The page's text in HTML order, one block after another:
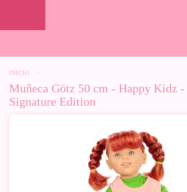
INICIO >
Muñeca Götz 50 cm - Happy Kidz -
Signature Edition